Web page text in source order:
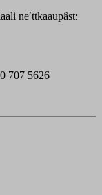
neʹttkaaupâst:
707 5626